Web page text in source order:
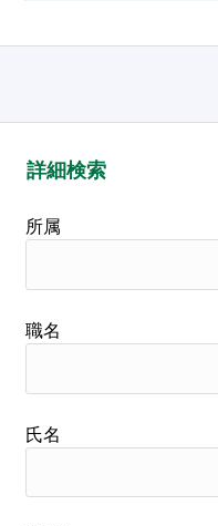
詳細検索
所属
職名
氏名